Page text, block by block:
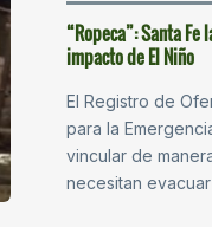
“Ropeca”: Santa
impacto de El Niño
El Registro de
para la
vincular de
necesitan